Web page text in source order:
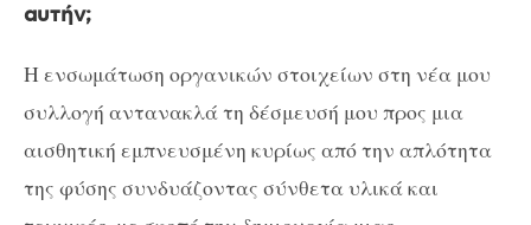
αυτήν;
Η ενσωμάτωση οργανικών στοιχείων στη νέα μου
συλλογή αντανακλά τη δέσμευσή μου προς μια
αισθητική εμπνευσμένη κυρίως από την απλότητα
της φύσης συνδυάζοντας σύνθετα υλικά και